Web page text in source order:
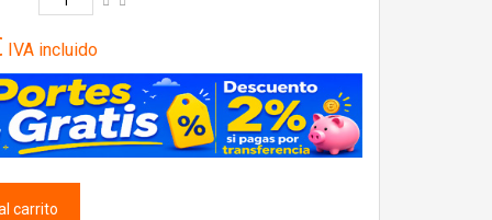
IVA incluido
carrito